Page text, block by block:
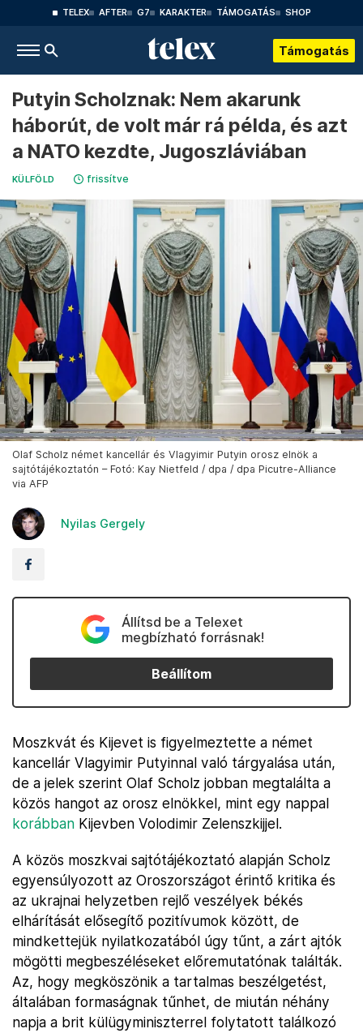
TELEX AFTER G7 KARAKTER TÁMOGATÁS SHOP
Támogatás
Putyin Scholznak: Nem akarunk
háborút, de volt már rá példa, és azt
a NATO kezdte, Jugoszláviában
KÜLFÖLD frissítve
Olaf Scholz német kancellár és Vlagyimir Putyin orosz elnök a
sajtótájékoztatón – Fotó: Kay Nietfeld / dpa / dpa Picutre-Alliance
via AFP
Nyilas Gergely
Állítsd be a Telexet
megbízható forrásnak!
Beállítom
Moszkvát és Kijevet is figyelmeztette a német
kancellár Vlagyimir Putyinnal való tárgyalása után,
de a jelek szerint Olaf Scholz jobban megtalálta a
közös hangot az orosz elnökkel, mint egy nappal
korábban Kijevben Volodimir Zelenszkijjel.
A közös moszkvai sajtótájékoztató alapján Scholz
egyensúlyozott az Oroszországot érintő kritika és
az ukrajnai helyzetben rejlő veszélyek békés
elhárítását elősegítő pozitívumok között, de
mindkettejük nyilatkozatából úgy tűnt, a zárt ajtók
mögötti megbeszéléseket előremutatónak találták.
Az, hogy megköszönik a tartalmas beszélgetést,
általában formaságnak tűnhet, de miután néhány
napja a brit külügyminiszterrel folytatott találkozó